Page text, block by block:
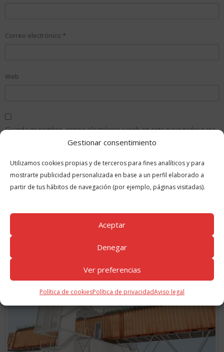
Gestionar consentimiento
Utilizamos cookies propias y de terceros para fines analíticos y para
mostrarte publicidad personalizada en base a un perfil elaborado a
partir de tus hábitos de navegación (por ejemplo, páginas visitadas).
Aceptar
Denegar
Ver preferencias
Política de cookiesPolítica de privacidadAviso legal
Correo electrónico *
Web
Guarda mi nombre, correo electrónico y web en este navegador para
la próxima vez que comente.
RELACIONADAS